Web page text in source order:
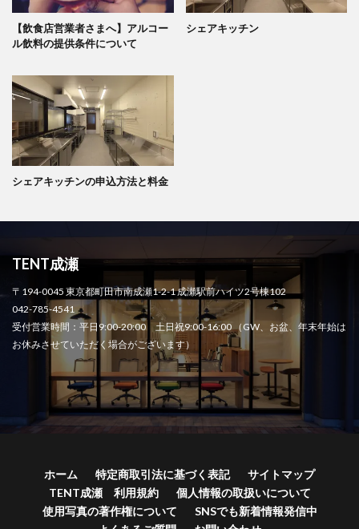
【飲食店営業者さまへ】アルコー
ル飲料の提供条件について
シェアキッチン
シェアキッチンの申込方法と料金
TENT成瀬
〒194-0045 東京都町田市南成瀬1-2-1 成瀬駅前ハイツ2号棟102
042-785-4541
受付営業時間：平日9:00-20:00 土日祝9:00-16:00 （GW、お盆、年末年始は
お休みさせていただく場合がございます）
ホーム 特定商取引法に基づく表記
サイトマップ
TENT成瀬 利用規約
個人情報の取扱いについて
使用写真の著作権について
SNSでも新着情報発信中